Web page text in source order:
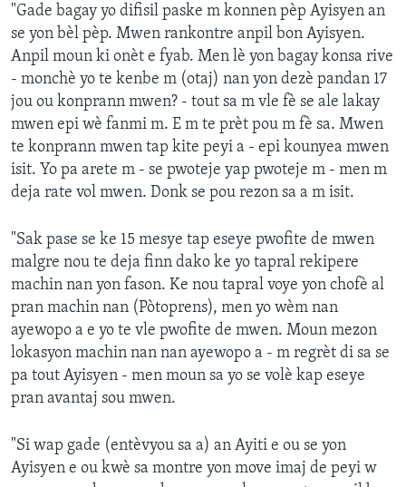
"Gade bagay yo difisil paske m konnen pèp Ayisyen an
se yon bèl pèp. Mwen rankontre anpil bon Ayisyen.
Anpil moun ki onèt e fyab. Men lè yon bagay konsa rive
- monchè yo te kenbe m (otaj) nan yon dezè pandan 17
jou ou konprann mwen? - tout sa m vle fè se ale lakay
mwen epi wè fanmi m. E m te prèt pou m fè sa. Mwen
te konprann mwen tap kite peyi a - epi kounyea mwen
isit. Yo pa arete m - se pwoteje yap pwoteje m - men m
deja rate vol mwen. Donk se pou rezon sa a m isit.
"Sak pase se ke 15 mesye tap eseye pwofite de mwen
malgre nou te deja finn dako ke yo tapral rekipere
machin nan yon fason. Ke nou tapral voye yon chofè al
pran machin nan (Pòtoprens), men yo wèm nan
ayewopo a e yo te vle pwofite de mwen. Moun mezon
lokasyon machin nan nan ayewopo a - m regrèt di sa se
pa tout Ayisyen - men moun sa yo se volè kap eseye
pran avantaj sou mwen.
"Si wap gade (entèvyou sa a) an Ayiti e ou se yon
Ayisyen e ou kwè sa montre yon move imaj de peyi w